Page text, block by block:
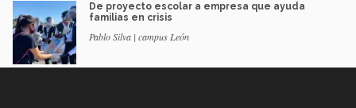
De proyecto escolar a empresa que ayuda
familias en crisis
Pablo Silva | campus León